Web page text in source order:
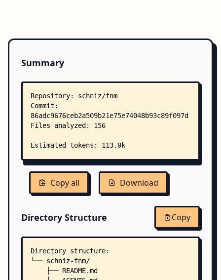
Summary
Copy all Download
Directory Structure Copy
Directory structure:
└── schniz-fnm/
    ├── README.md